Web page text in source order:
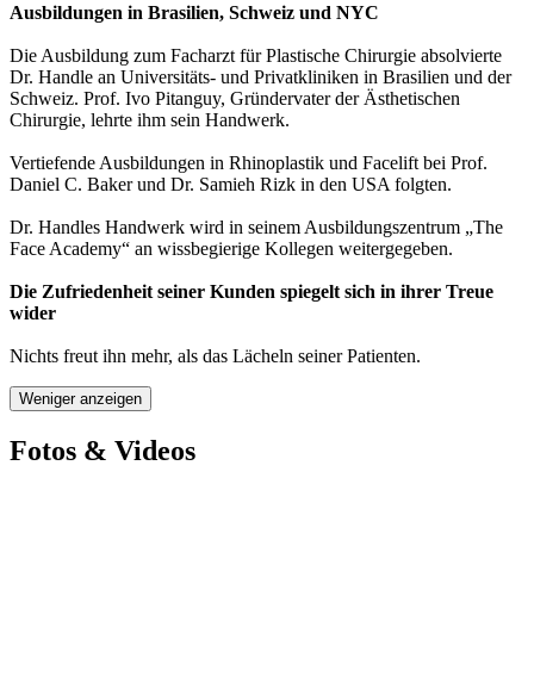
Ausbildungen in Brasilien, Schweiz und NYC
Die Ausbildung zum Facharzt für Plastische Chirurgie absolvierte
Dr. Handle an Universitäts- und Privatkliniken in Brasilien und der
Schweiz. Prof. Ivo Pitanguy, Gründervater der Ästhetischen
Chirurgie, lehrte ihm sein Handwerk.
Vertiefende Ausbildungen in Rhinoplastik und Facelift bei Prof.
Daniel C. Baker und Dr. Samieh Rizk in den USA folgten.
Dr. Handles Handwerk wird in seinem Ausbildungszentrum „The
Face Academy“ an wissbegierige Kollegen weitergegeben.
Die Zufriedenheit seiner Kunden spiegelt sich in ihrer Treue
wider
Nichts freut ihn mehr, als das Lächeln seiner Patienten.
Weniger anzeigen
Fotos & Videos